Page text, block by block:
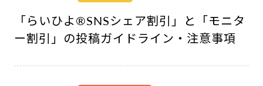
「らいひよ®︎SNSシェア割引」と「モニタ
ー割引」の投稿ガイドライン・注意事項